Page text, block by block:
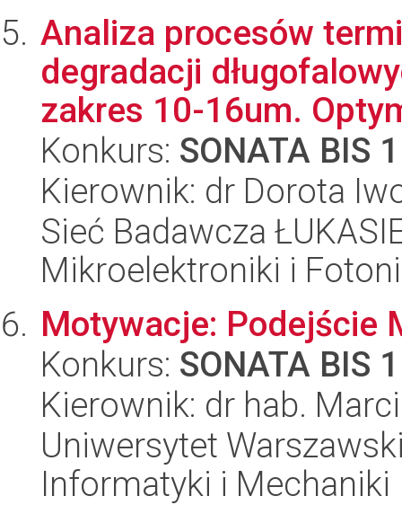
Analiza procesów
degradacji
zakres 10-16um.
Konkurs: SONATA BIS
Kierownik: dr Dorota
Sieć Badawcza
Mikroelektroniki i
Motywacje: Podejście
Konkurs: SONATA BIS
Kierownik: dr hab.
Uniwersytet
Informatyki i Mechaniki